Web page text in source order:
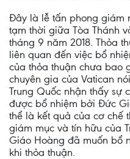
Đây là lễ tấn phong giám
tạm thời giữa Tòa Thánh
tháng 9 năm 2018. Thỏa
liên quan đến việc bổ
của thỏa thuận chưa bao
chuyên gia của Vatican
Trung Quốc nhận thấy sự
được bổ nhiệm bởi Đức
thể là kết quả của cơ chế
giám mục và tín hữu của
Giáo Hoàng đã muốn bổ
khi thỏa thuận.